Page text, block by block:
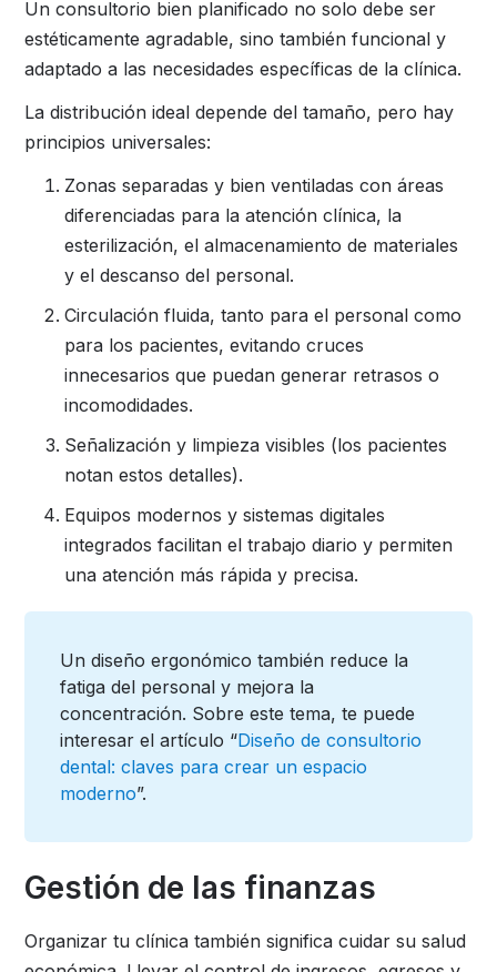
Un consultorio bien planificado no solo debe ser
estéticamente agradable, sino también funcional y
adaptado a las necesidades específicas de la clínica.
La distribución ideal depende del tamaño, pero hay
principios universales:
Zonas separadas y bien ventiladas con áreas
diferenciadas para la atención clínica, la
esterilización, el almacenamiento de materiales
y el descanso del personal.
Circulación fluida, tanto para el personal como
para los pacientes, evitando cruces
innecesarios que puedan generar retrasos o
incomodidades.
Señalización y limpieza visibles (los pacientes
notan estos detalles).
Equipos modernos y sistemas digitales
integrados facilitan el trabajo diario y permiten
una atención más rápida y precisa.
Un diseño ergonómico también reduce la
fatiga del personal y mejora la
concentración. Sobre este tema, te puede
interesar el artículo “Diseño de consultorio
dental: claves para crear un espacio
moderno”.
Gestión de las finanzas
Organizar tu clínica también significa cuidar su salud